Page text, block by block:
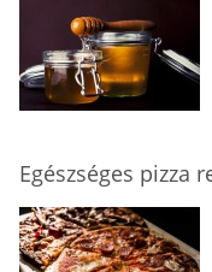
Egészséges pizza